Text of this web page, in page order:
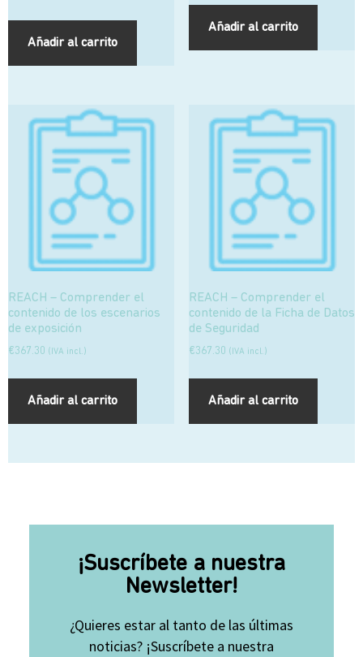
Añadir al carrito
Añadir al carrito
REACH – Comprender el
contenido de los escenarios
de exposición
€367.30 (IVA incl.)
Añadir al carrito
REACH – Comprender el
contenido de la Ficha de Datos
de Seguridad
€367.30 (IVA incl.)
Añadir al carrito
¡Suscríbete a nuestra
Newsletter!
¿Quieres estar al tanto de las últimas
noticias? ¡Suscríbete a nuestra